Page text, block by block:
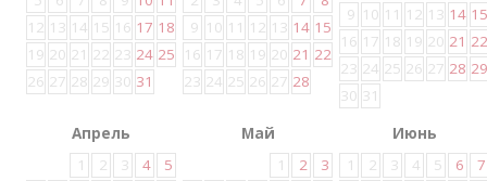
12 13 14 15 16 17 18
19 20 21 22 23 24 25
26 27 28 29 30 31
9 10 11 12 13 14 15
16 17 18 19 20 21 22
23 24 25 26 27 28
9 10 11 12 13 14 15
16 17 18 19 20 21 22
23 24 25 26 27 28 29
30 31
Апрель
1
2 3 4
5
Май
1
2
3
Июнь
1
2 3 4 5 6
7